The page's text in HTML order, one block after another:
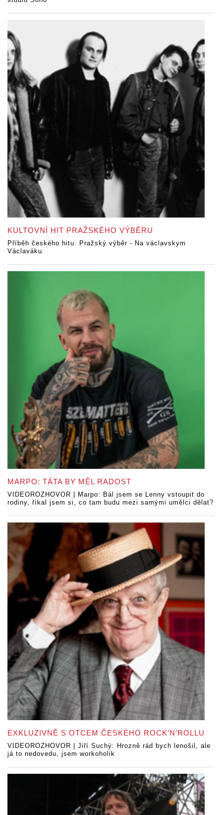
KULTOVNÍ HIT PRAŽSKÉHO VÝBĚRU
Příběh českého hitu: Pražský výběr - Na václavskym
Václaváku
MARPO: TÁTA BY MĚL RADOST
VIDEOROZHOVOR | Marpo: Bál jsem se Lenny vstoupit do
rodiny, říkal jsem si, co tam budu mezi samými umělci dělat?
EXKLUZIVNĚ S OTCEM ČESKÉHO ROCK’N’ROLLU
VIDEOROZHOVOR | Jiří Suchý: Hrozně rád bych lenošil, ale
já to nedovedu, jsem workoholik